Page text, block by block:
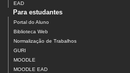
EAD
Para estudantes
Portal do Aluno
Biblioteca Web
Normalização de Trabalhos
GURI
MOODLE
MOODLE EAD